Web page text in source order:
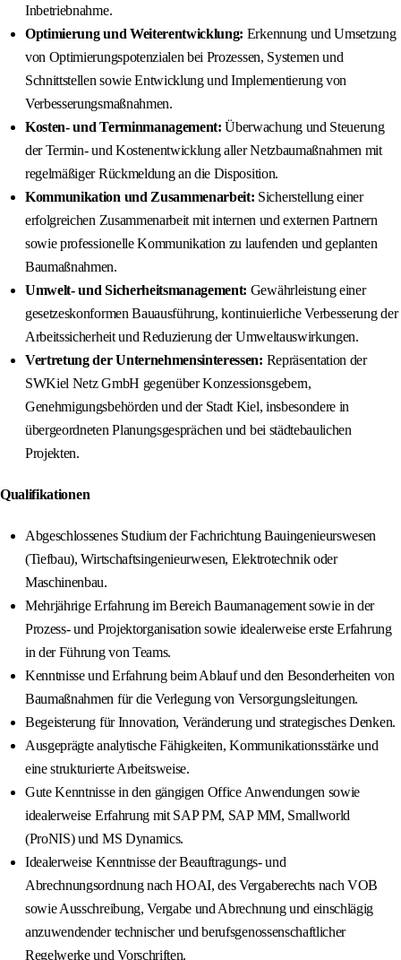
Inbetriebnahme.
Optimierung und Weiterentwicklung: Erkennung und Umsetzung
von Optimierungspotenzialen bei Prozessen, Systemen und
Schnittstellen sowie Entwicklung und Implementierung von
Verbesserungsmaßnahmen.
Kosten- und Terminmanagement: Überwachung und Steuerung
der Termin- und Kostenentwicklung aller Netzbaumaßnahmen mit
regelmäßiger Rückmeldung an die Disposition.
Kommunikation und Zusammenarbeit: Sicherstellung einer
erfolgreichen Zusammenarbeit mit internen und externen Partnern
sowie professionelle Kommunikation zu laufenden und geplanten
Baumaßnahmen.
Umwelt- und Sicherheitsmanagement: Gewährleistung einer
gesetzeskonformen Bauausführung, kontinuierliche Verbesserung der
Arbeitssicherheit und Reduzierung der Umweltauswirkungen.
Vertretung der Unternehmensinteressen: Repräsentation der
SWKiel Netz GmbH gegenüber Konzessionsgebern,
Genehmigungsbehörden und der Stadt Kiel, insbesondere in
übergeordneten Planungsgesprächen und bei städtebaulichen
Projekten.
Qualifikationen
Abgeschlossenes Studium der Fachrichtung Bauingenieurswesen
(Tiefbau), Wirtschaftsingenieurwesen, Elektrotechnik oder
Maschinenbau.
Mehrjährige Erfahrung im Bereich Baumanagement sowie in der
Prozess- und Projektorganisation sowie idealerweise erste Erfahrung
in der Führung von Teams.
Kenntnisse und Erfahrung beim Ablauf und den Besonderheiten von
Baumaßnahmen für die Verlegung von Versorgungsleitungen.
Begeisterung für Innovation, Veränderung und strategisches Denken.
Ausgeprägte analytische Fähigkeiten, Kommunikationsstärke und
eine strukturierte Arbeitsweise.
Gute Kenntnisse in den gängigen Office Anwendungen sowie
idealerweise Erfahrung mit SAP PM, SAP MM, Smallworld
(ProNIS) und MS Dynamics.
Idealerweise Kenntnisse der Beauftragungs- und
Abrechnungsordnung nach HOAI, des Vergaberechts nach VOB
sowie Ausschreibung, Vergabe und Abrechnung und einschlägig
anzuwendender technischer und berufsgenossenschaftlicher
Regelwerke und Vorschriften.